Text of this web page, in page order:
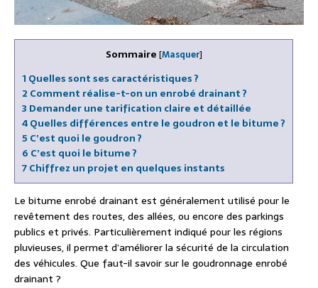
Sommaire [Masquer]
1 Quelles sont ses caractéristiques ?
2 Comment réalise-t-on un enrobé drainant ?
3 Demander une tarification claire et détaillée
4Quelles différences entre le goudron et le bitume ?
5 C’est quoi le goudron ?
6 C’est quoi le bitume ?
7Chiffrez un projet en quelques instants
Le bitume enrobé drainant est généralement utilisé pour le
revêtement des routes, des allées, ou encore des parkings
publics et privés. Particulièrement indiqué pour les régions
pluvieuses, il permet d’améliorer la sécurité de la circulation
des véhicules. Que faut-il savoir sur le goudronnage enrobé
drainant ?